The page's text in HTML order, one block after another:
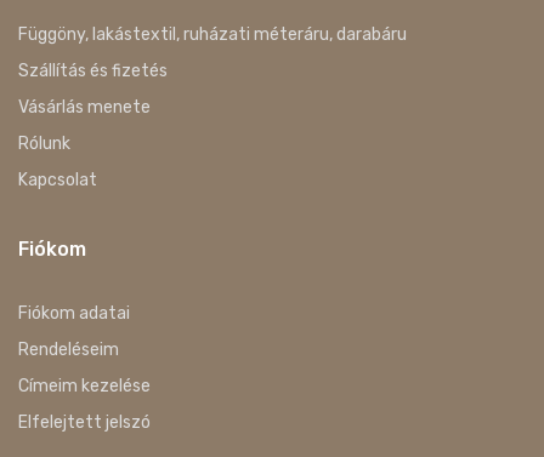
Függöny, lakástextil, ruházati méteráru, darabáru
Szállítás és fizetés
Vásárlás menete
Rólunk
Kapcsolat
Fiókom
Fiókom adatai
Rendeléseim
Címeim kezelése
Elfelejtett jelszó